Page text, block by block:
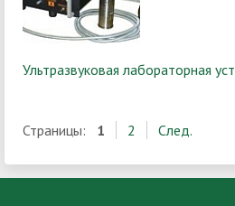
Ультразвуковая лабораторная
Страницы: 1 2 След.